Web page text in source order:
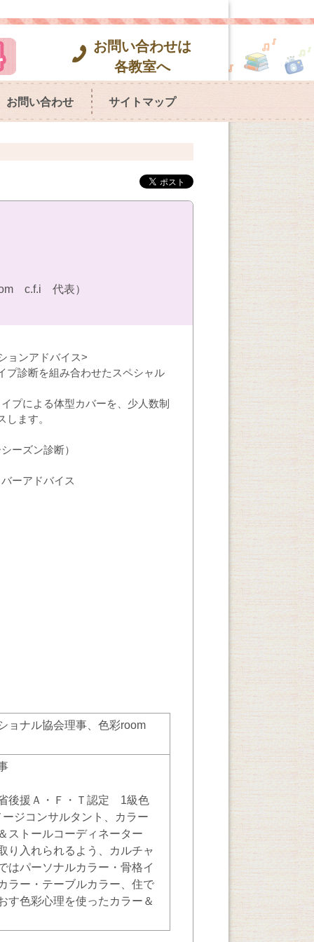
お問い合わせは
各教室へ
お問い合わせ サイトマップ
c.f.i 代表）
ョンアドバイス>
プ診断を組み合わせたスペシャル
プによる体型カバーを、少人数制
ます。
ーズン診断）
ーアドバイス
ョナル協会理事、色彩room
後援Ａ・Ｆ・Ｔ認定 1級色
ジコンサルタント、カラー
ストールコーディネーター
り入れられるよう、カルチャ
はパーソナルカラー・骨格イ
ラー・テーブルカラー、住で
す色彩心理を使ったカラー＆